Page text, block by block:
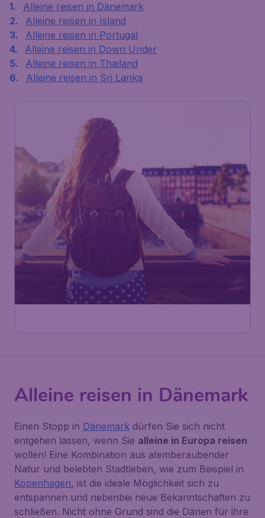
Alleine reisen in Dänemark
Alleine reisen in Island
Alleine reisen in Portugal
Alleine reisen in Down Under
Alleine reisen in Thailand
Alleine reisen in Sri Lanka
Alleine reisen in Dänemark
Einen Stopp in Dänemark dürfen Sie sich nicht
entgehen lassen, wenn Sie alleine in Europa reisen
wollen! Eine Kombination aus atemberaubender
Natur und belebten Stadtleben, wie zum Beispiel in
Kopenhagen, ist die ideale Möglichkeit sich zu
entspannen und nebenbei neue Bekanntschaften zu
schließen. Nicht ohne Grund sind die Dänen für ihre